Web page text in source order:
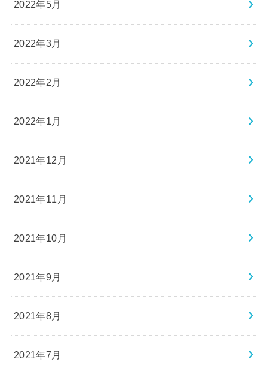
2022年5月
2022年3月
2022年2月
2022年1月
2021年12月
2021年11月
2021年10月
2021年9月
2021年8月
2021年7月